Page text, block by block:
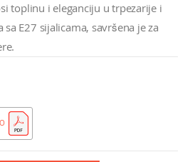
toplinu i eleganciju u trpezarije i
E27 sijalicama, savršena je za